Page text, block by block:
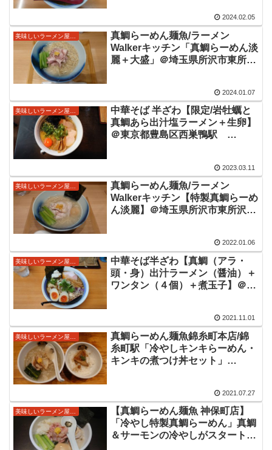
真鯛と山陰さざえ。旨味あふれる
美味しい限定をいただきました。
2024.02.05
真鯛らーめん麺魚/ラーメン
Walkerキッチン「真鯛らーめん淡
麗＋大盛」＠埼玉県所沢市東所沢
淡麗ながら旨味が詰まった美味し
い真鯛らーめんをいただきまし
た。
2024.01.07
美味しいラーメン屋さん
中華そば 半ざわ【限定/岩牡蠣と
真鯛あら出汁塩ラーメン＋生卵】
＠東京都豊島区西巣鴨駅
に感じられる今日も注文して大正
解な美味しいラーメンをいただき
ました。
2023.03.11
真鯛らーめん麺魚/ラーメン
Walkerキッチン【特製真鯛らーめ
ん淡麗】＠埼玉県所沢市東所沢
魚さんが登場。真鯛の旨味あふれ
る美味しいラーメンをいただきま
した。
2022.01.06
中華そば半ざわ【真鯛（アラ・
頭・身）出汁ラーメン（醤油）＋
ワンタン（４個）＋煮玉子】＠東
麺。真鯛の旨味が染み渡る美味し
い限定をいただきました。
2021.11.01
真鯛らーめん麺魚錦糸町本店/錦
糸町駅「冷やしキンキらーめん・
キンキの煮つけ丼セット」
の旨味が分厚く感じる美味しい冷
やしの限定麺をいただきました。
2021.07.27
美味しいラーメン屋さん
【真鯛らーめん麺魚 神保町店】
「冷やし特製真鯛らーめん」真鯛
＆サーモンの冷やしがスタート。